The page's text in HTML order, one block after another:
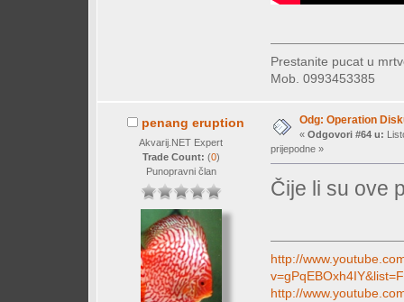
Prestanite pucat u
Mob. 0993453385
penang eruption
Akvarij.NET Expert
Trade Count: (0)
Punopravni član
Odg: Operation
« Odgovori #64 u:
prijepodne »
Čije li su ove
http://
http://